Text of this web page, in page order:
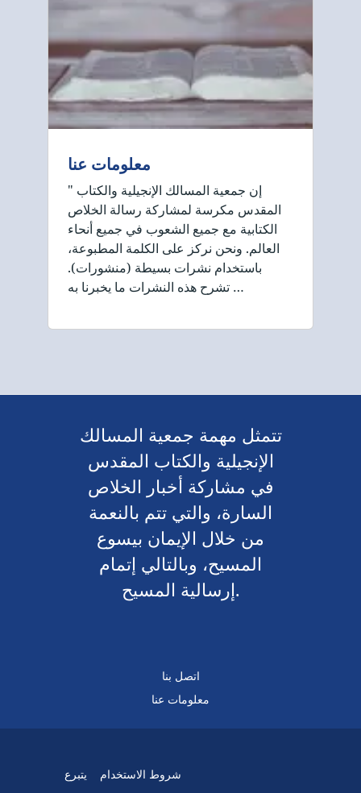
معلومات عنا
" إن جمعية المسالك الإنجيلية والكتاب
المقدس مكرسة لمشاركة رسالة الخلاص
الكتابية مع جميع الشعوب في جميع أنحاء
العالم. ونحن نركز على الكلمة المطبوعة،
باستخدام نشرات بسيطة (منشورات).
تشرح هذه النشرات ما يخبرنا به …
تتمثل مهمة جمعية المسالك
الإنجيلية والكتاب المقدس
في مشاركة أخبار الخلاص
السارة، والتي تتم بالنعمة
من خلال الإيمان بيسوع
المسيح، وبالتالي إتمام
إرسالية المسيح.
اتصل بنا
معلومات عنا
يتبرع شروط الاستخدام